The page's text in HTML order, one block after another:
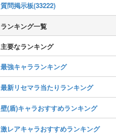
質問掲示板(33222)
ランキング一覧
主要なランキング
最強キャラランキング
最新リセマラ当たりランキング
壁(盾)キャラおすすめランキング
激レアキャラおすすめランキング